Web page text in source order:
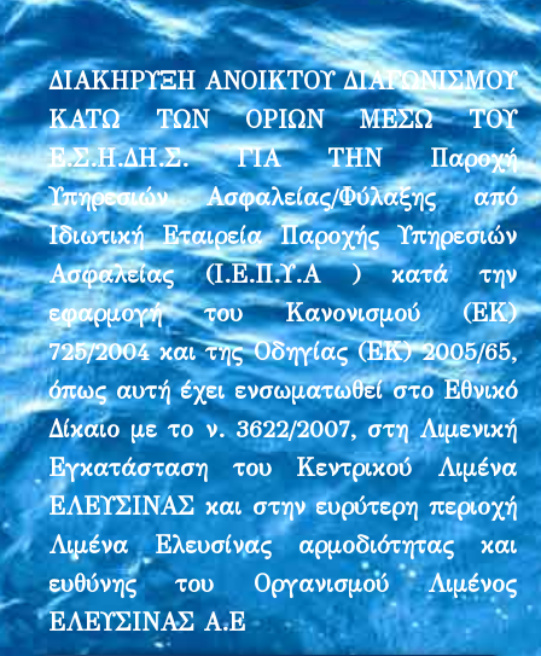
ΔΙΑΚΗΡΥΞΗ ΑΝΟΙΚΤΟΥ ΔΙΑΓΩΝΙΣΜΟΥ
ΚΑΤΩ ΤΩΝ ΟΡΙΩΝ ΜΕΣΩ ΤΟΥ
Ε.Σ.Η.ΔΗ.Σ. ΓΙΑ ΤΗΝ Παροχή
Υπηρεσιών Ασφαλείας/Φύλαξης από
Ιδιωτική Εταιρεία Παροχής Υπηρεσιών
Ασφαλείας (Ι.Ε.Π.Υ.Α ) κατά την
εφαρμογή του Κανονισμού (ΕΚ)
725/2004 και της Οδηγίας (ΕΚ) 2005/65,
όπως αυτή έχει ενσωματωθεί στο Εθνικό
Δίκαιο με το ν. 3622/2007, στη Λιμενική
Εγκατάσταση του Κεντρικού Λιμένα
ΕΛΕΥΣΙΝΑΣ και στην ευρύτερη περιοχή
Λιμένα Ελευσίνας αρμοδιότητας και
ευθύνης του Οργανισμού Λιμένος
ΕΛΕΥΣΙΝΑΣ Α.Ε